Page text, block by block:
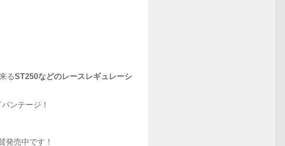
るST250などのレースレギュレーシ
ンテージ！
発売中です！